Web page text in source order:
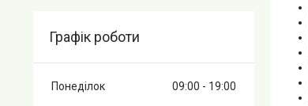
Графік роботи
Понеділок 09:00
19:00